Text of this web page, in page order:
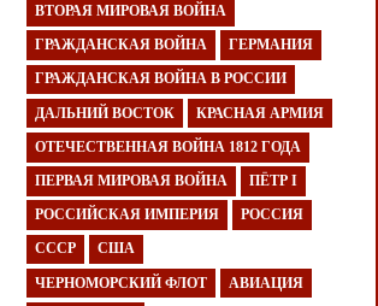
ВТОРАЯ МИРОВАЯ ВОЙНА
ГРАЖДАНСКАЯ ВОЙНА ГЕРМАНИЯ
ГРАЖДАНСКАЯ ВОЙНА В РОССИИ
ДАЛЬНИЙ ВОСТОК КРАСНАЯ АРМИЯ
ОТЕЧЕСТВЕННАЯ ВОЙНА 1812 ГОДА
ПЕРВАЯ МИРОВАЯ ВОЙНА ПЁТР I
РОССИЙСКАЯ ИМПЕРИЯ РОССИЯ
СССР США
ЧЕРНОМОРСКИЙ ФЛОТ АВИАЦИЯ